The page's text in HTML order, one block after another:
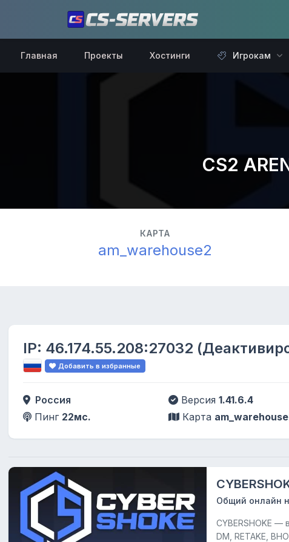
Главная Проекты Хостинги Игрокам
CS2
КАРТА
am_warehouse2
IP: 46.174.55.208:27032
Добавить в избранные
Россия
Пинг 22мс.
Версия 1.41.6.4
Карта
Общий онлайн
CYBERSHOKE
DM, RETAKE,